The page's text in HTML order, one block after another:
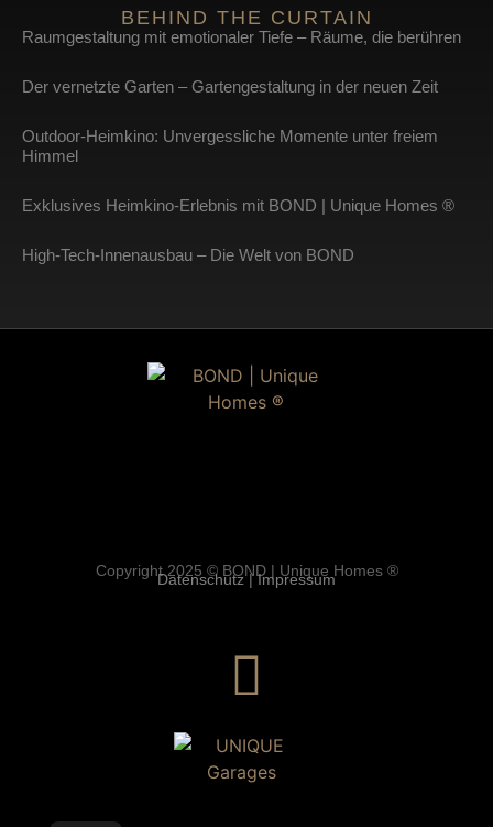
BEHIND THE CURTAIN
Raumgestaltung mit emotionaler Tiefe – Räume, die berühren
Der vernetzte Garten – Gartengestaltung in der neuen Zeit
Outdoor-Heimkino: Unvergessliche Momente unter freiem
Himmel
Exklusives Heimkino-Erlebnis mit BOND | Unique Homes ®
High-Tech-Innenausbau – Die Welt von BOND
Copyright 2025 © BOND | Unique Homes ®
Datenschutz|Impressum